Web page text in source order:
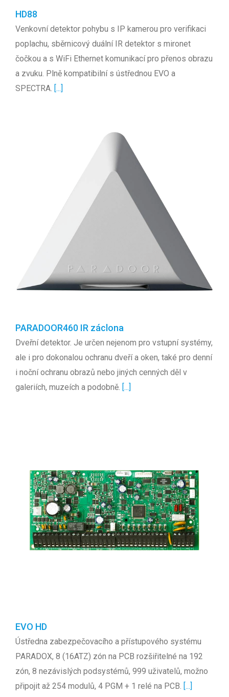
HD88
Venkovní detektor pohybu s IP kamerou pro verifikaci
poplachu, sběrnicový duální IR detektor s mironet
čočkou a s WiFi Ethernet komunikací pro přenos obrazu
a zvuku. Plně kompatibilní s ústřednou EVO a
SPECTRA. [...]
PARADOOR460 IR záclona
Dveřní detektor. Je určen nejenom pro vstupní systémy,
ale i pro dokonalou ochranu dveří a oken, také pro denní
i noční ochranu obrazů nebo jiných cenných děl v
galeriích, muzeích a podobně. [...]
EVO HD
Ústředna zabezpečovacího a přístupového systému
PARADOX, 8 (16ATZ) zón na PCB rozšiřitelné na 192
zón, 8 nezávislých podsystémů, 999 uživatelů, možno
připojit až 254 modulů, 4 PGM + 1 relé na PCB. [...]